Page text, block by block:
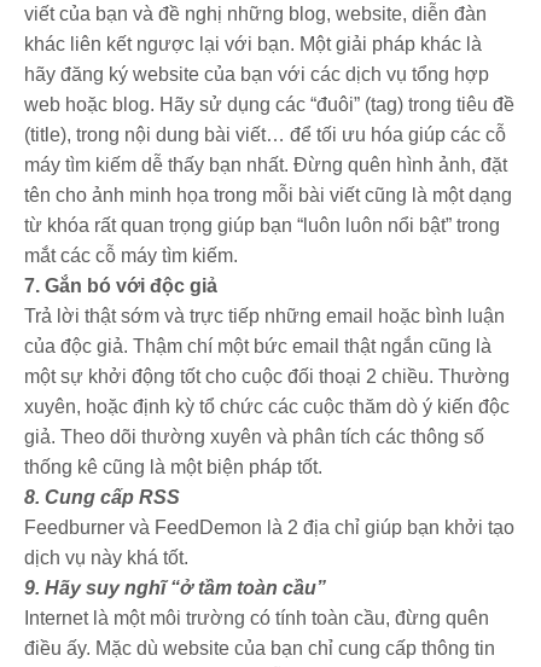
viết của bạn và đề nghị những blog, website, diễn đàn
khác liên kết ngược lại với bạn. Một giải pháp khác là
hãy đăng ký website của bạn với các dịch vụ tổng hợp
web hoặc blog. Hãy sử dụng các “đuôi” (tag) trong tiêu đề
(title), trong nội dung bài viết… để tối ưu hóa giúp các cỗ
máy tìm kiếm dễ thấy bạn nhất. Đừng quên hình ảnh, đặt
tên cho ảnh minh họa trong mỗi bài viết cũng là một dạng
từ khóa rất quan trọng giúp bạn “luôn luôn nổi bật” trong
mắt các cỗ máy tìm kiếm.
7. Gắn bó với độc giả
Trả lời thật sớm và trực tiếp những email hoặc bình luận
của độc giả. Thậm chí một bức email thật ngắn cũng là
một sự khởi động tốt cho cuộc đối thoại 2 chiều. Thường
xuyên, hoặc định kỳ tổ chức các cuộc thăm dò ý kiến độc
giả. Theo dõi thường xuyên và phân tích các thông số
thống kê cũng là một biện pháp tốt.
8. Cung cấp RSS
Feedburner và FeedDemon là 2 địa chỉ giúp bạn khởi tạo
dịch vụ này khá tốt.
9. Hãy suy nghĩ “ở tầm toàn cầu”
Internet là một môi trường có tính toàn cầu, đừng quên
điều ấy. Mặc dù website của bạn chỉ cung cấp thông tin